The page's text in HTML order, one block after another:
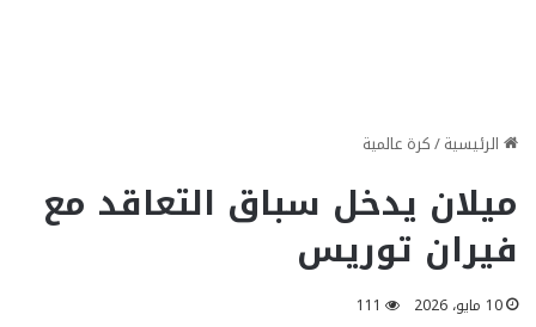
الرئيسية/كرة عالمية
ميلان يدخل سباق التعاقد مع
فيران توريس
10 مايو، 2026 111